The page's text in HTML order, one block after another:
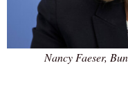
Nancy Faeser,